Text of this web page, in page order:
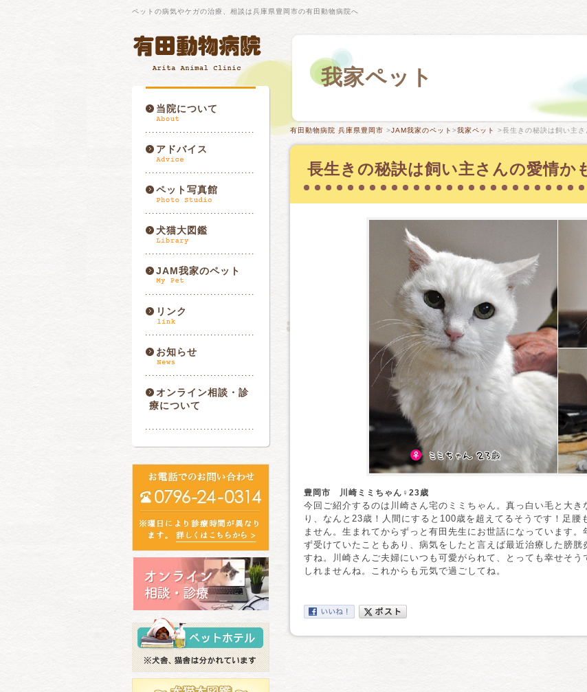
ペットの病気やケガの治療、相談は兵庫県豊岡市の有田動物病院へ
当院について
アドバイス
ペット写真館
犬猫大図鑑
JAM我家のペット
リンク
お知らせ
オンライン相談・診
療について
我家ペット
有田動物病院 兵庫県豊岡市 >JAM我家のペット >我家ペット >長生きの秘訣は飼い主
長生きの秘訣は飼い主さんの愛情か
豊岡市 川崎ミミちゃん♀23歳
今回ご紹介するのは川崎さん宅のミミちゃん。真っ白い毛と大き
り、なんと23歳！人間にすると100歳を超えてるそうです！足腰
ません。生まれてからずっと有田先生にお世話になっています
ず受けていたこともあり、病気をしたと言えば最近治療した膀
すね。川崎さんご夫婦にいつも可愛がられて、とっても幸せそ
しれませんね。これからも元気で過ごしてね。